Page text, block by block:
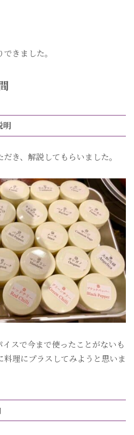
きました。
明
き、解説してもらいました。
スで今まで使ったことがないも
理にプラスしてみようと思いま